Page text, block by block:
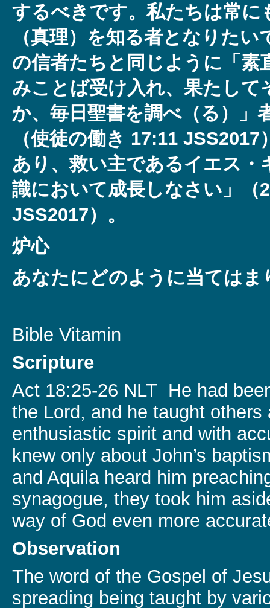
するべきです。私たちは常に
（真理）を知る者となりたい
の信者たちと同じように「素
みことば受け入れ、果たして
か、毎日聖書を調べ（る）」
（使徒の働き 17:11 JSS2017
あり、救い主であるイエス・
識において成長しなさい」（
JSS2017）。
炉心
あなたにどのように当てはま
Bible Vitamin
Scripture
Act 18:25-26 NLT He had
the Lord, and he taught
enthusiastic spirit and with
knew only about John’s
and Aquila heard him
synagogue, they took him
way of God even more
Observation
The word of the Gospel of
spreading being taught by